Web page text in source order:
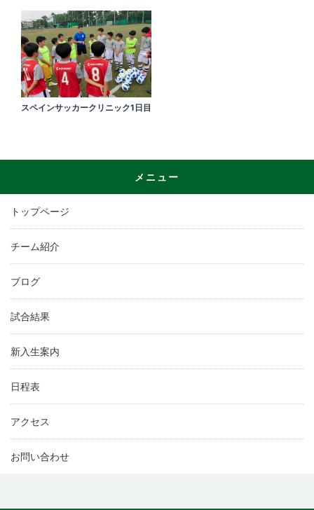
スペインサッカークリニック1日目
メニュー
トップページ
チーム紹介
ブログ
試合結果
新入生案内
日程表
アクセス
お問い合わせ